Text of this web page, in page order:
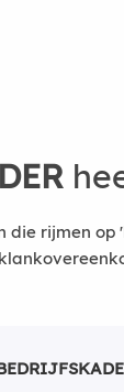
die rijmen